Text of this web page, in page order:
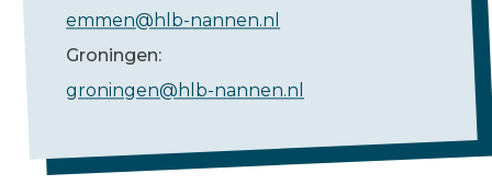
emmen@hlb-nannen.nl
Groningen:
groningen@hlb-nannen.nl